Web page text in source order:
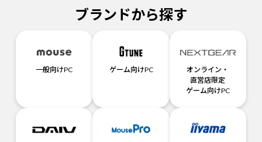
ブランドから探す
一般向けPC ゲーム向けPC
オンライン・
直営店限定
ゲーム向けPC